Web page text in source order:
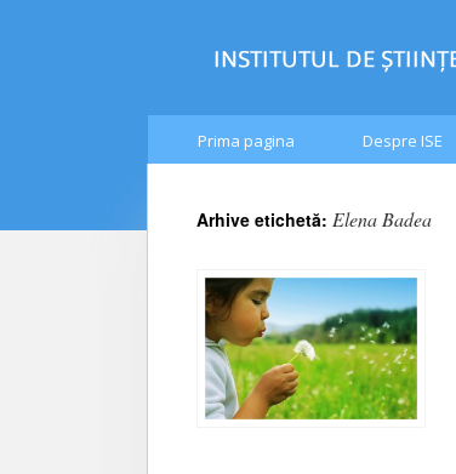
Prima pagina Despre ISE
Arhive etichetă: Elena Badea